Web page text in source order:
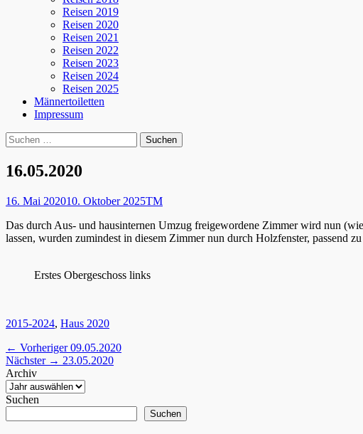
Reisen 2019
Reisen 2020
Reisen 2021
Reisen 2022
Reisen 2023
Reisen 2024
Reisen 2025
Männertoiletten
Impressum
Suchen
Suche
nach:
16.05.2020
Posted
16. Mai 202010. Oktober 2025Autor
TM
Das durch Aus- und hausinternen Umzug freigewordene Zimmer wird nun
lassen, wurden zumindest in diesem Zimmer nun durch Holzfenster, passend
Erstes Obergeschoss links
Kategorien
2015-2024, Haus 2020
Beitragsnavigation
← Vorheriger Vorheriger
Beitrag:
09.05.2020
Nächster → Nächster
23.05.2020
Archiv
Suchen
Suchen